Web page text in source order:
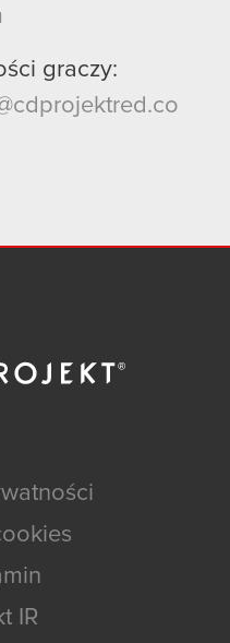
graczy:
IR